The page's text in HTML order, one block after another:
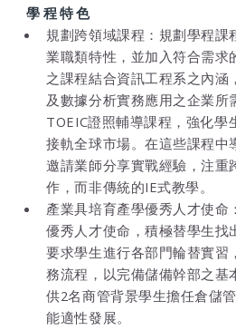
學程特色
規劃跨領域課程：規劃學程課
業職類特性，並加入符合需求
之課程結合資訊工程系之內涵
及數據分析實務應用之企業所
TOEIC證照輔導課程，強化學
接軌全球市場。在這些課程中
邀請業師分享實戰經驗，注重
作，而非傳統的IE式教學。
產業具培育產學優秀人才使命
優秀人才使命，積極替學生找
要求學生進行各部門輪替實習
務流程，以完備儲備幹部之基
供2名商管背景學生擔任倉儲
能適性發展。